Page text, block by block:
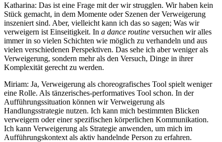
Katharina: Das ist eine Frage mit der wir strugglen. Wir haben kein
Stück gemacht, in dem Momente oder Szenen der Verweigerung
inszeniert sind. Aber, vielleicht kann ich das so sagen; Was wir
verweigern ist Einseitigkeit. In a dance routine versuchen wir alles
immer in so vielen Schichten wie möglich zu verhandeln und aus
vielen verschiedenen Perspektiven. Das sehe ich aber weniger als
Verweigerung, sondern mehr als den Versuch, Dinge in ihrer
Komplexität gerecht zu werden.
Miriam: Ja, Verweigerung als choreografisches Tool spielt weniger
eine Rolle. Als tänzerisches-performatives Tool schon. In der
Aufführungssituation können wir Verweigerung als
Handlungsstrategie nutzen. Ich kann mich bestimmten Blicken
verweigern oder einer spezifischen körperlichen Kommunikation.
Ich kann Verweigerung als Strategie anwenden, um mich im
Aufführungskontext als aktiv handelnde Person zu erfahren.